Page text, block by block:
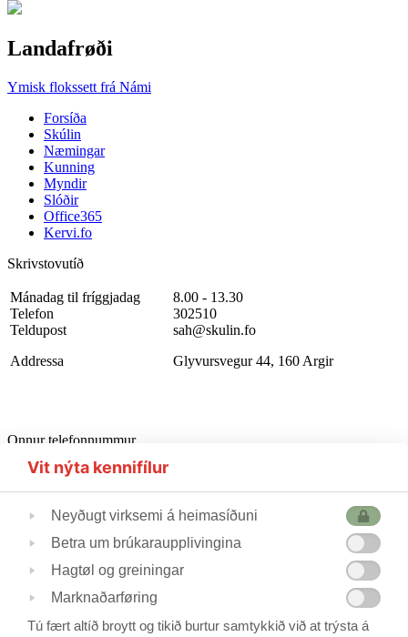
Landafrøði
Ymisk flokssett frá Námi
Forsíða
Skúlin
Næmingar
Kunning
Myndir
Slóðir
Office365
Kervi.fo
Skrivstovutíð
Mánadag til fríggjadag
Telefon
Teldupost
Addressa
8.00 - 13.30
302510
sah@skulin.fo
Glyvursvegur 44, 160 Argir
Onnur telefonnummur
Starvsfólkarúm
Førleikastovan
Heilsufrøðingur
302510
222445
562355
Varaskúlastjórin
Skrivstovukvinnan
227244 / 223690
506088
215388/211744
Vit nýta kennifílur
Neyðugt virksemi á heimasíðuni
Betra um brúkaraupplivingina
Hagtøl og greiningar
Marknaðarføring
Tú fært altíð broytt og tikið burtur samtykkið við at trýsta á